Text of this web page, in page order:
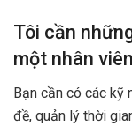
Tôi cần
một nhân
Bạn cần có các kỹ
đề, quản lý thời